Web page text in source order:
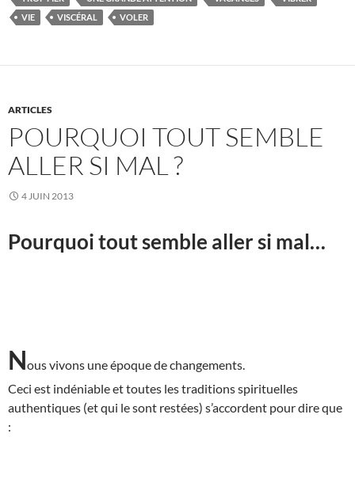
VIE
VISCÉRAL VOLER
ARTICLES
POURQUOI TOUT SEMBLE
ALLER SI MAL ?
4 JUIN 2013
Pourquoi tout semble aller si mal…
Nous vivons une époque de changements.
Ceci est indéniable et toutes les traditions spirituelles
authentiques (et qui le sont restées) s’accordent pour dire que
: